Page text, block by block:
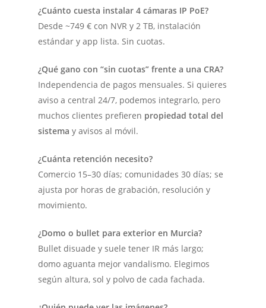
¿Cuánto cuesta instalar 4 cámaras IP PoE?
Desde ~749 € con NVR y 2 TB, instalación
estándar y app lista. Sin cuotas.
¿Qué gano con “sin cuotas” frente a una CRA?
Independencia de pagos mensuales. Si quieres
aviso a central 24/7, podemos integrarlo, pero
muchos clientes prefieren propiedad total del
sistema y avisos al móvil.
¿Cuánta retención necesito?
Comercio 15–30 días; comunidades 30 días; se
ajusta por horas de grabación, resolución y
movimiento.
¿Domo o bullet para exterior en Murcia?
Bullet disuade y suele tener IR más largo;
domo aguanta mejor vandalismo. Elegimos
según altura, sol y polvo de cada fachada.